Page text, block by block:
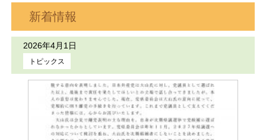
新着情報
2026年4月1日
トピックス